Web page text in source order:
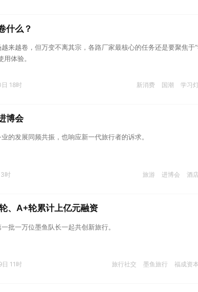
什么？
来越卷，但万变不离其宗，各路厂家最核心的任务还是要聚焦于
体验。
新消费 国潮 学习灯
18时
博会
的发展同频共振，也响应新一代旅行者的诉求。
旅游 进博会 酒店
时
、A+轮累计上亿元融资
批一万位墨鱼队长一起共创新旅行。
旅行社交 墨鱼旅行 福成资本
11时